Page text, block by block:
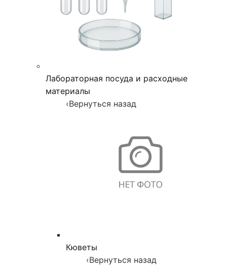
Лабораторная посуда и расходные
материалы
‹Вернуться назад
Кюветы
‹Вернуться назад